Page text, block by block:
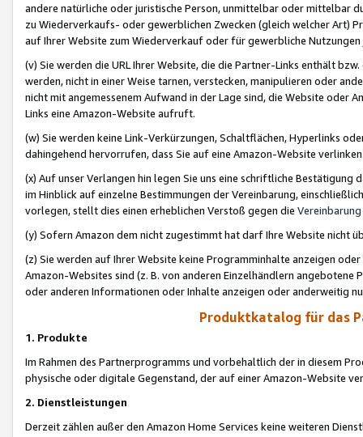
andere natürliche oder juristische Person, unmittelbar oder mittelbar
zu Wiederverkaufs- oder gewerblichen Zwecken (gleich welcher Art)
auf Ihrer Website zum Wiederverkauf oder für gewerbliche
(v) Sie werden die URL Ihrer Website, die die Partner-Links enthält
werden, nicht in einer Weise tarnen, verstecken, manipulieren oder
nicht mit angemessenem Aufwand in der Lage sind, die Website oder
Links eine Amazon-Website aufruft.
(w) Sie werden keine Link-Verkürzungen, Schaltflächen, Hyperlinks
dahingehend hervorrufen, dass Sie auf eine Amazon-Website
(x) Auf unser Verlangen hin legen Sie uns eine schriftliche
im Hinblick auf einzelne Bestimmungen der Vereinbarung,
vorlegen, stellt dies einen erheblichen Verstoß gegen die Vereinbarung
(y) Sofern Amazon dem nicht zugestimmt hat darf Ihre Website nicht
(z) Sie werden auf Ihrer Website keine Programminhalte anzeigen
Amazon-Websites sind (z. B. von anderen Einzelhändlern
oder anderen Informationen oder Inhalte anzeigen oder anderweitig
Produktkatalog für das
1. Produkte
Im Rahmen des Partnerprogramms und vorbehaltlich der in diesem
physische oder digitale Gegenstand, der auf einer Amazon-Website
2. Dienstleistungen
Derzeit zählen außer den Amazon Home Services keine weiteren